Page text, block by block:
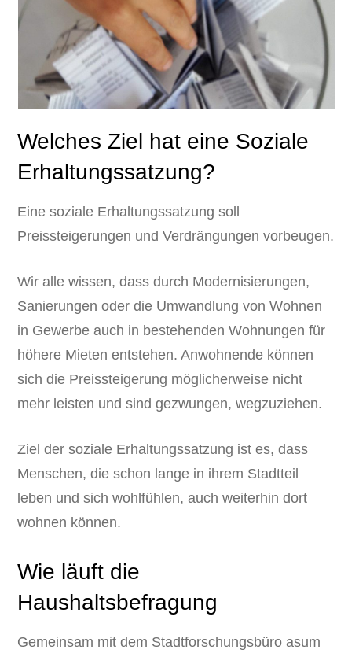
Welches Ziel hat eine Soziale
Erhaltungssatzung?
Eine soziale Erhaltungssatzung soll
Preissteigerungen und Verdrängungen vorbeugen.
Wir alle wissen, dass durch Modernisierungen,
Sanierungen oder die Umwandlung von Wohnen
in Gewerbe auch in bestehenden Wohnungen für
höhere Mieten entstehen. Anwohnende können
sich die Preissteigerung möglicherweise nicht
mehr leisten und sind gezwungen, wegzuziehen.
Ziel der soziale Erhaltungssatzung ist es, dass
Menschen, die schon lange in ihrem Stadtteil
leben und sich wohlfühlen, auch weiterhin dort
wohnen können.
Wie läuft die
Haushaltsbefragung
Gemeinsam mit dem Stadtforschungsbüro asum